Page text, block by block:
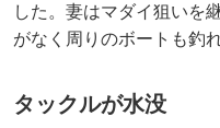
した。妻はマダイ狙いを
がなく周りのボートも釣
タックルが水没